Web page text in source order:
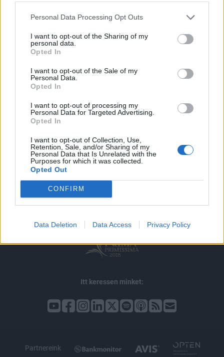
Personal Data Processing Opt Outs
I want to opt-out of the Sharing of my
personal data.
Opted In
I want to opt-out of the Sale of my
Personal Data.
Opted In
I want to opt-out of processing my
Personal Data for Targeted Advertising.
Opted In
I want to opt-out of Collection, Use,
Retention, Sale, and/or Sharing of my
Personal Data that Is Unrelated with the
Purposes for which it was collected.
Opted Out
CONFIRM
Data Deletion Data Access Privacy Policy
kötéslistái
MÁR ELŐFIZETŐNK VAGY?
© 2026 Portfolio
adatvédelem
szerzői jogok
Itt keressen minket:
Partnereink